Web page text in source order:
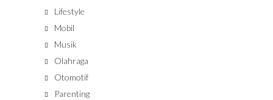
Lifestyle
Mobil
Musik
Olahraga
Otomotif
Parenting